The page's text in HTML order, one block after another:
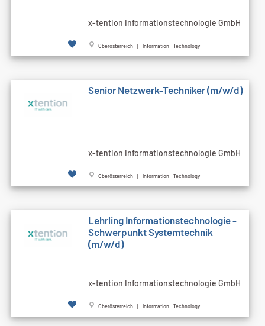
x-tention Informationstechnologie GmbH
Oberösterreich | Information Technology
Senior Netzwerk-Techniker (m/w/d)
x-tention Informationstechnologie GmbH
Oberösterreich | Information Technology
Lehrling Informationstechnologie -
Schwerpunkt Systemtechnik
(m/w/d)
x-tention Informationstechnologie GmbH
Oberösterreich | Information Technology